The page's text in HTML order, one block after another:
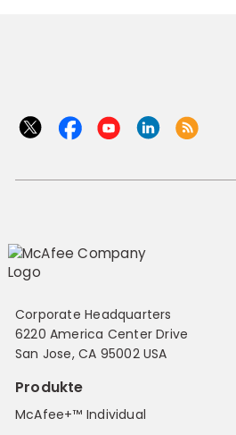
Corporate Headquarters
6220 America Center Drive
San Jose, CA 95002 USA
Produkte
McAfee+™ Individual